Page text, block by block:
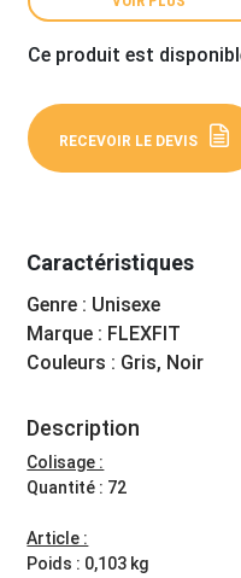
Ce produit est
RECEVOIR LE DEVIS
Caractéristiques
Genre : Unisexe
Marque : FLEXFIT
Couleurs : Gris, Noir
Description
Colisage :
Quantité : 72
Article :
Poids : 0,103 kg